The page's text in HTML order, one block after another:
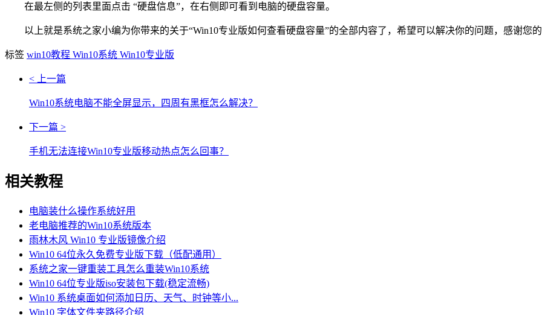
在最左侧的列表里面点击 “硬盘信息”，在右侧即可看到电脑的硬盘容量。
以上就是系统之家小编为你带来的关于“Win10专业版如何查看硬盘容量”的全部内容了，希望可以解决你的问题，感谢您的
标签 win10教程 Win10系统 Win10专业版
< 上一篇
Win10系统电脑不能全屏显示，四周有黑框怎么解决？
下一篇 >
手机无法连接Win10专业版移动热点怎么回事？
相关教程
电脑装什么操作系统好用
老电脑推荐的Win10系统版本
雨林木风 Win10 专业版镜像介绍
Win10 64位永久免费专业版下载（低配通用）
系统之家一键重装工具怎么重装Win10系统
Win10 64位专业版iso安装包下载(稳定流畅)
Win10 系统桌面如何添加日历、天气、时钟等小...
Win10 字体文件夹路径介绍